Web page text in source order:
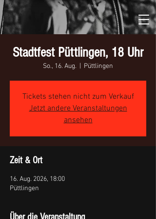
Stadtfest Püttlingen, 18 Uhr
So., 16. Aug. Püttlingen
Tickets stehen nicht zum Verkauf
Jetzt andere Veranstaltungen
ansehen
Zeit & Ort
16. Aug. 2026, 18:00
Püttlingen